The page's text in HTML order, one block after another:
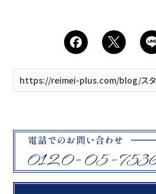
https://reimei-plus.com/blog/スタ